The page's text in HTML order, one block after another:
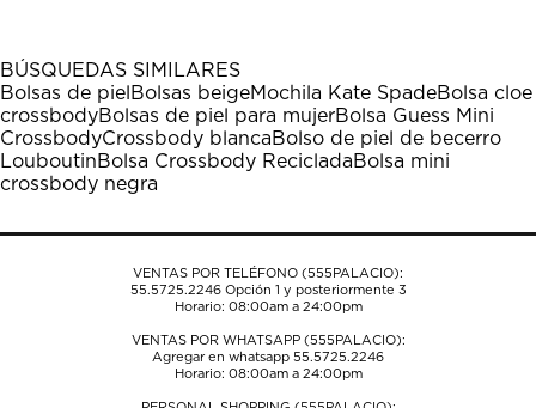
BÚSQUEDAS SIMILARES
Bolsas de piel Bolsas beigeMochila Kate SpadeBolsa cloe
crossbodyBolsas de piel para mujerBolsa Guess Mini
CrossbodyCrossbody blancaBolso de piel de becerro
LouboutinBolsa Crossbody RecicladaBolsa mini
crossbody negra
VENTAS POR TELÉFONO (555PALACIO):
55.5725.2246Opción 1 y posteriormente 3
Horario: 08:00am a 24:00pm
VENTAS POR WHATSAPP (555PALACIO):
Agregar en whatsapp 55.5725.2246
Horario: 08:00am a 24:00pm